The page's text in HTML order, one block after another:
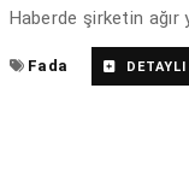
Haberde şirketin
pazardaki faaliyetleri
Fada